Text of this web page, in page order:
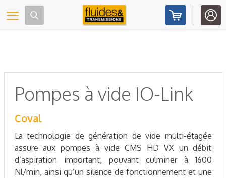
Toggle navigation
Pompes à vide IO-Link
Coval
La technologie de génération de vide multi-étagée
assure aux pompes à vide CMS HD VX un débit
d’aspiration important, pouvant culminer à 1600
Nl/min, ainsi qu’un silence de fonctionnement et une
Panneau de gestion des cookies